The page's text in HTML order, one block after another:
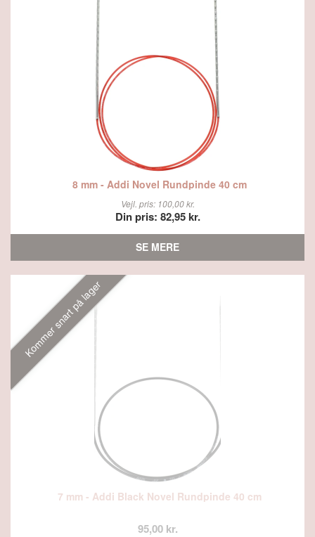
8 mm - Addi Novel Rundpinde 40 cm
Vejl. pris: 100,00 kr.
Din pris: 82,95 kr.
SE MERE
Kommer snart på lager
7 mm - Addi Black Novel Rundpinde 40 cm
95,00 kr.